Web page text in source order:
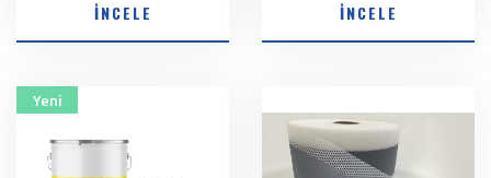
İNCELE İNCELE
Yeni